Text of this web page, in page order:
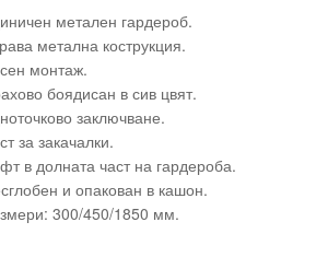
метален гардероб.
метална кострукция.
монтаж.
боядисан в сив цвят.
заключване.
за закачалки.
в долната част на гардероба.
и опакован в кашон.
300/450/1850 мм.